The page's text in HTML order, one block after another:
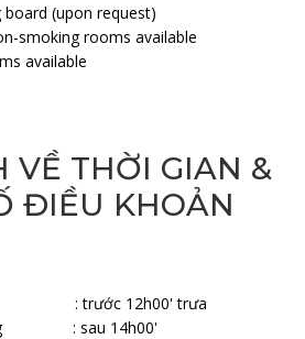
(upon request)
smoking rooms available
available
VỀ THỜI GIAN &
ĐIỀU KHOẢN
: trước 12h00' trưa
: sau 14h00'